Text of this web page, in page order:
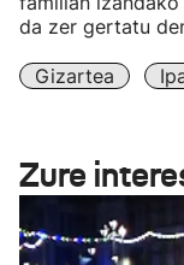
da zer gertatu
Gizartea
Zure